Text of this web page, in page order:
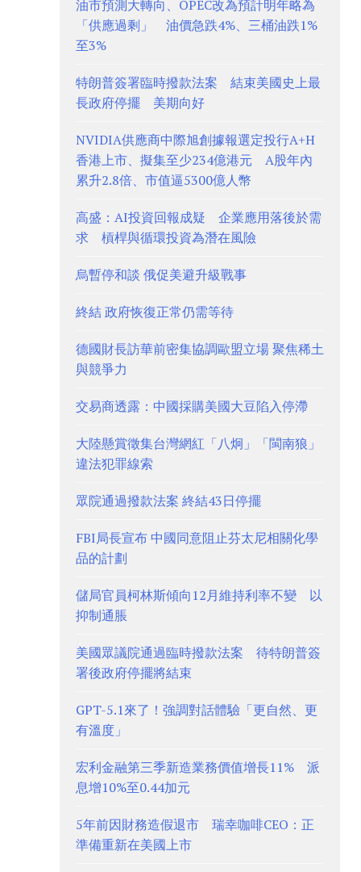
油市預測大轉向、OPEC改為預計明年略為
「供應過剩」 油價急跌4%、三桶油跌1%
至3%
特朗普簽署臨時撥款法案 結束美國史上最
長政府停擺 美期向好
NVIDIA供應商中際旭創據報選定投行A+H
香港上市、擬集至少234億港元 A股年內
累升2.8倍、市值逼5300億人幣
高盛：AI投資回報成疑 企業應用落後於需
求 槓桿與循環投資為潛在風險
烏暫停和談 俄促美避升級戰事
終結 政府恢復正常仍需等待
德國財長訪華前密集協調歐盟立場 聚焦稀土
與競爭力
交易商透露：中國採購美國大豆陷入停滯
大陸懸賞徵集台灣網紅「八炯」「閩南狼」
違法犯罪線索
眾院通過撥款法案 終結43日停擺
FBI局長宣布 中國同意阻止芬太尼相關化學
品的計劃
儲局官員柯林斯傾向12月維持利率不變 以
抑制通脹
美國眾議院通過臨時撥款法案 待特朗普簽
署後政府停擺將結束
GPT-5.1來了！強調對話體驗「更自然、更
有溫度」
宏利金融第三季新造業務價值增長11% 派
息增10%至0.44加元
5年前因財務造假退市 瑞幸咖啡CEO：正
準備重新在美國上市